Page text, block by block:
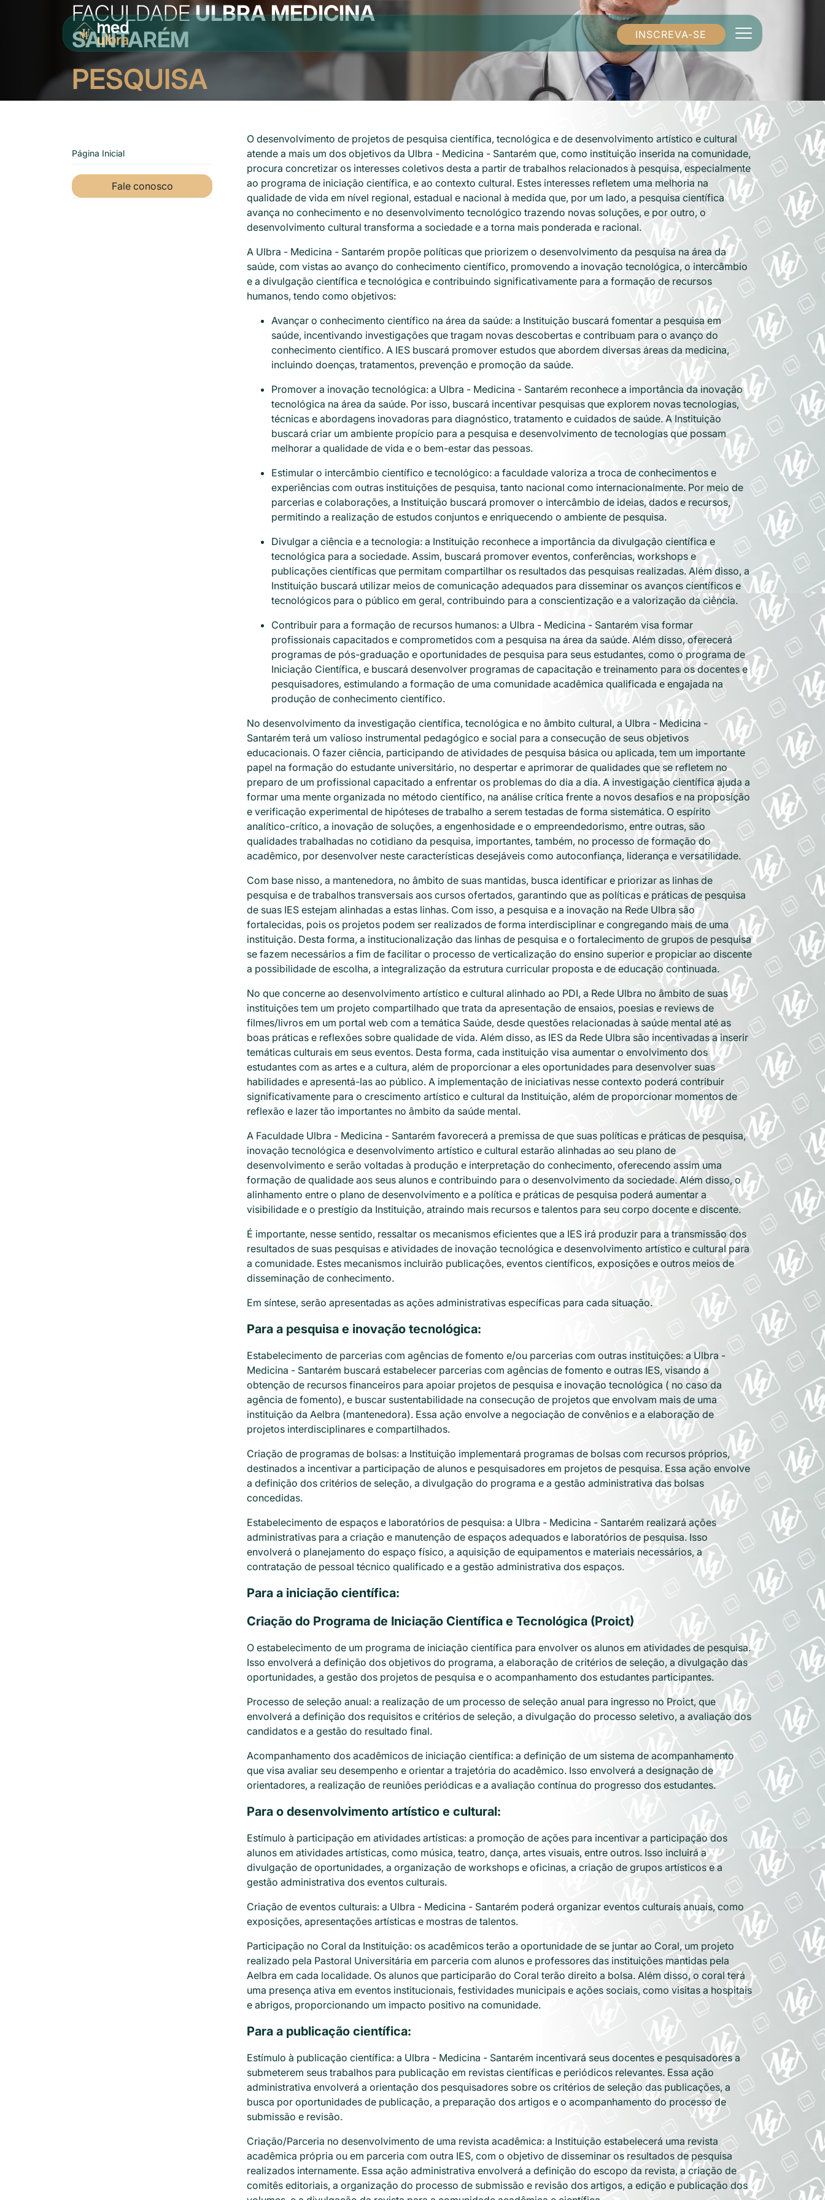
INSCREVA-SE
FACULDADEULBRA MEDICINA
SANTARÉM
PESQUISA
Página Inicial
Fale conosco
O desenvolvimento de projetos de pesquisa científica, tecnológica e de desenvolvimento artístico e cultural
atende a mais um dos objetivos da Ulbra - Medicina - Santarém que, como instituição inserida na comunidade,
procura concretizar os interesses coletivos desta a partir de trabalhos relacionados à pesquisa, especialmente
ao programa de iniciação científica, e ao contexto cultural. Estes interesses refletem uma melhoria na
qualidade de vida em nível regional, estadual e nacional à medida que, por um lado, a pesquisa científica
avança no conhecimento e no desenvolvimento tecnológico trazendo novas soluções, e por outro, o
desenvolvimento cultural transforma a sociedade e a torna mais ponderada e racional.
A Ulbra - Medicina - Santarém propõe políticas que priorizem o desenvolvimento da pesquisa na área da
saúde, com vistas ao avanço do conhecimento científico, promovendo a inovação tecnológica, o intercâmbio
e a divulgação científica e tecnológica e contribuindo significativamente para a formação de recursos
humanos, tendo como objetivos:
Avançar o conhecimento científico na área da saúde: a Instituição buscará fomentar a pesquisa em
saúde, incentivando investigações que tragam novas descobertas e contribuam para o avanço do
conhecimento científico. A IES buscará promover estudos que abordem diversas áreas da medicina,
incluindo doenças, tratamentos, prevenção e promoção da saúde.
Promover a inovação tecnológica: a Ulbra - Medicina - Santarém reconhece a importância da inovação
tecnológica na área da saúde. Por isso, buscará incentivar pesquisas que explorem novas tecnologias,
técnicas e abordagens inovadoras para diagnóstico, tratamento e cuidados de saúde. A Instituição
buscará criar um ambiente propício para a pesquisa e desenvolvimento de tecnologias que possam
melhorar a qualidade de vida e o bem-estar das pessoas.
Estimular o intercâmbio científico e tecnológico: a faculdade valoriza a troca de conhecimentos e
experiências com outras instituições de pesquisa, tanto nacional como internacionalmente. Por meio de
parcerias e colaborações, a Instituição buscará promover o intercâmbio de ideias, dados e recursos,
permitindo a realização de estudos conjuntos e enriquecendo o ambiente de pesquisa.
Divulgar a ciência e a tecnologia: a Instituição reconhece a importância da divulgação científica e
tecnológica para a sociedade. Assim, buscará promover eventos, conferências, workshops e
publicações científicas que permitam compartilhar os resultados das pesquisas realizadas. Além disso, a
Instituição buscará utilizar meios de comunicação adequados para disseminar os avanços científicos e
tecnológicos para o público em geral, contribuindo para a conscientização e a valorização da ciência.
Contribuir para a formação de recursos humanos: a Ulbra - Medicina - Santarém visa formar
profissionais capacitados e comprometidos com a pesquisa na área da saúde. Além disso, oferecerá
programas de pós-graduação e oportunidades de pesquisa para seus estudantes, como o programa de
Iniciação Científica, e buscará desenvolver programas de capacitação e treinamento para os docentes e
pesquisadores, estimulando a formação de uma comunidade acadêmica qualificada e engajada na
produção de conhecimento científico.
No desenvolvimento da investigação científica, tecnológica e no âmbito cultural, a Ulbra - Medicina -
Santarém terá um valioso instrumental pedagógico e social para a consecução de seus objetivos
educacionais. O fazer ciência, participando de atividades de pesquisa básica ou aplicada, tem um importante
papel na formação do estudante universitário, no despertar e aprimorar de qualidades que se refletem no
preparo de um profissional capacitado a enfrentar os problemas do dia a dia. A investigação científica ajuda a
formar uma mente organizada no método científico, na análise crítica frente a novos desafios e na proposição
e verificação experimental de hipóteses de trabalho a serem testadas de forma sistemática. O espírito
analítico-crítico, a inovação de soluções, a engenhosidade e o empreendedorismo, entre outras, são
qualidades trabalhadas no cotidiano da pesquisa, importantes, também, no processo de formação do
acadêmico, por desenvolver neste características desejáveis como autoconfiança, liderança e versatilidade.
Com base nisso, a mantenedora, no âmbito de suas mantidas, busca identificar e priorizar as linhas de
pesquisa e de trabalhos transversais aos cursos ofertados, garantindo que as políticas e práticas de pesquisa
de suas IES estejam alinhadas a estas linhas. Com isso, a pesquisa e a inovação na Rede Ulbra são
fortalecidas, pois os projetos podem ser realizados de forma interdisciplinar e congregando mais de uma
instituição. Desta forma, a institucionalização das linhas de pesquisa e o fortalecimento de grupos de pesquisa
se fazem necessários a fim de facilitar o processo de verticalização do ensino superior e propiciar ao discente
a possibilidade de escolha, a integralização da estrutura curricular proposta e de educação continuada.
No que concerne ao desenvolvimento artístico e cultural alinhado ao PDI, a Rede Ulbra no âmbito de suas
instituições tem um projeto compartilhado que trata da apresentação de ensaios, poesias e reviews de
filmes/livros em um portal web com a temática Saúde, desde questões relacionadas à saúde mental até as
boas práticas e reflexões sobre qualidade de vida. Além disso, as IES da Rede Ulbra são incentivadas a inserir
temáticas culturais em seus eventos. Desta forma, cada instituição visa aumentar o envolvimento dos
estudantes com as artes e a cultura, além de proporcionar a eles oportunidades para desenvolver suas
habilidades e apresentá-las ao público. A implementação de iniciativas nesse contexto poderá contribuir
significativamente para o crescimento artístico e cultural da Instituição, além de proporcionar momentos de
reflexão e lazer tão importantes no âmbito da saúde mental.
A Faculdade Ulbra - Medicina - Santarém favorecerá a premissa de que suas políticas e práticas de pesquisa,
inovação tecnológica e desenvolvimento artístico e cultural estarão alinhadas ao seu plano de
desenvolvimento e serão voltadas à produção e interpretação do conhecimento, oferecendo assim uma
formação de qualidade aos seus alunos e contribuindo para o desenvolvimento da sociedade. Além disso, o
alinhamento entre o plano de desenvolvimento e a política e práticas de pesquisa poderá aumentar a
visibilidade e o prestígio da Instituição, atraindo mais recursos e talentos para seu corpo docente e discente.
É importante, nesse sentido, ressaltar os mecanismos eficientes que a IES irá produzir para a transmissão dos
resultados de suas pesquisas e atividades de inovação tecnológica e desenvolvimento artístico e cultural para
a comunidade. Estes mecanismos incluirão publicações, eventos científicos, exposições e outros meios de
disseminação de conhecimento.
Em síntese, serão apresentadas as ações administrativas específicas para cada situação.
Para a pesquisa e inovação tecnológica:
Estabelecimento de parcerias com agências de fomento e/ou parcerias com outras instituições: a Ulbra -
Medicina - Santarém buscará estabelecer parcerias com agências de fomento e outras IES, visando a
obtenção de recursos financeiros para apoiar projetos de pesquisa e inovação tecnológica ( no caso da
agência de fomento), e buscar sustentabilidade na consecução de projetos que envolvam mais de uma
instituição da Aelbra (mantenedora). Essa ação envolve a negociação de convênios e a elaboração de
projetos interdisciplinares e compartilhados.
Criação de programas de bolsas: a Instituição implementará programas de bolsas com recursos próprios,
destinados a incentivar a participação de alunos e pesquisadores em projetos de pesquisa. Essa ação envolve
a definição dos critérios de seleção, a divulgação do programa e a gestão administrativa das bolsas
concedidas.
Estabelecimento de espaços e laboratórios de pesquisa: a Ulbra - Medicina - Santarém realizará ações
administrativas para a criação e manutenção de espaços adequados e laboratórios de pesquisa. Isso
envolverá o planejamento do espaço físico, a aquisição de equipamentos e materiais necessários, a
contratação de pessoal técnico qualificado e a gestão administrativa dos espaços.
Para a iniciação científica:
Criação do Programa de Iniciação Científica e Tecnológica (Proict)
O estabelecimento de um programa de iniciação científica para envolver os alunos em atividades de pesquisa.
Isso envolverá a definição dos objetivos do programa, a elaboração de critérios de seleção, a divulgação das
oportunidades, a gestão dos projetos de pesquisa e o acompanhamento dos estudantes participantes.
Processo de seleção anual: a realização de um processo de seleção anual para ingresso no Proict, que
envolverá a definição dos requisitos e critérios de seleção, a divulgação do processo seletivo, a avaliação dos
candidatos e a gestão do resultado final.
Acompanhamento dos acadêmicos de iniciação científica: a definição de um sistema de acompanhamento
que visa avaliar seu desempenho e orientar a trajetória do acadêmico. Isso envolverá a designação de
orientadores, a realização de reuniões periódicas e a avaliação contínua do progresso dos estudantes.
Para o desenvolvimento artístico e cultural:
Estímulo à participação em atividades artísticas: a promoção de ações para incentivar a participação dos
alunos em atividades artísticas, como música, teatro, dança, artes visuais, entre outros. Isso incluirá a
divulgação de oportunidades, a organização de workshops e oficinas, a criação de grupos artísticos e a
gestão administrativa dos eventos culturais.
Criação de eventos culturais: a Ulbra - Medicina - Santarém poderá organizar eventos culturais anuais, como
exposições, apresentações artísticas e mostras de talentos.
Participação no Coral da Instituição: os acadêmicos terão a oportunidade de se juntar ao Coral, um projeto
realizado pela Pastoral Universitária em parceria com alunos e professores das instituições mantidas pela
Aelbra em cada localidade. Os alunos que participarão do Coral terão direito a bolsa. Além disso, o coral terá
uma presença ativa em eventos institucionais, festividades municipais e ações sociais, como visitas a hospitais
e abrigos, proporcionando um impacto positivo na comunidade.
Para a publicação científica:
Estímulo à publicação científica: a Ulbra - Medicina - Santarém incentivará seus docentes e pesquisadores a
submeterem seus trabalhos para publicação em revistas científicas e periódicos relevantes. Essa ação
administrativa envolverá a orientação dos pesquisadores sobre os critérios de seleção das publicações, a
busca por oportunidades de publicação, a preparação dos artigos e o acompanhamento do processo de
submissão e revisão.
Criação/Parceria no desenvolvimento de uma revista acadêmica: a Instituição estabelecerá uma revista
acadêmica própria ou em parceria com outra IES, com o objetivo de disseminar os resultados de pesquisa
realizados internamente. Essa ação administrativa envolverá a definição do escopo da revista, a criação de
comitês editoriais, a organização do processo de submissão e revisão dos artigos, a edição e publicação dos